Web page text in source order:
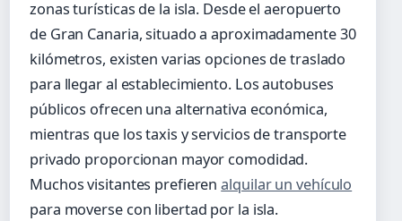
zonas turísticas de la isla. Desde el aeropuerto
de Gran Canaria, situado a aproximadamente 30
kilómetros, existen varias opciones de traslado
para llegar al establecimiento. Los autobuses
públicos ofrecen una alternativa económica,
mientras que los taxis y servicios de transporte
privado proporcionan mayor comodidad.
Muchos visitantes prefierenalquilar un vehículo
para moverse con libertad por la isla.